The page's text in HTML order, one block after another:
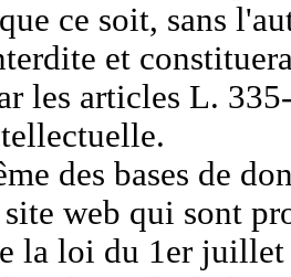
ce soit, sans
et
les articles L.
des bases de
web qui sont
la loi du 1er